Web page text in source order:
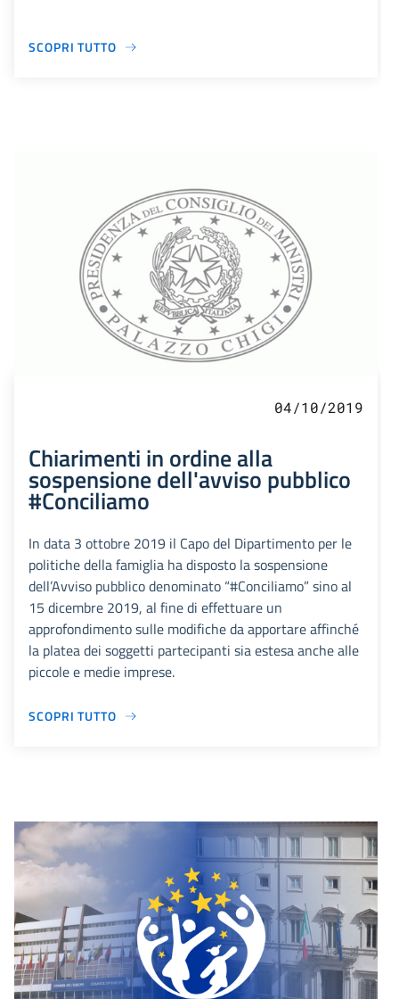
SCOPRI TUTTO
04/10/2019
Chiarimenti in ordine alla
sospensione dell'avviso pubblico
#Conciliamo
In data 3 ottobre 2019 il Capo del Dipartimento per le
politiche della famiglia ha disposto la sospensione
dell’Avviso pubblico denominato “#Conciliamo” sino al
15 dicembre 2019, al fine di effettuare un
approfondimento sulle modifiche da apportare affinché
la platea dei soggetti partecipanti sia estesa anche alle
piccole e medie imprese.
SCOPRI TUTTO